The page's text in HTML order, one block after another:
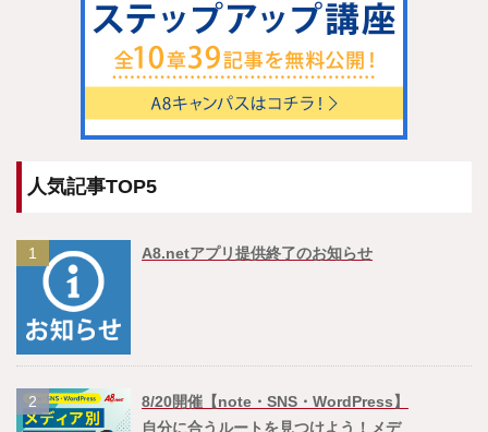
人気記事TOP5
1 A8.netアプリ提供終了のお知らせ
2
8/20開催【note・SNS・WordPress】
自分に合うルートを見つけよう！メデ